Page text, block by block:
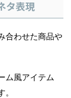
タ表現
合わせた商品や
ム風アイテム